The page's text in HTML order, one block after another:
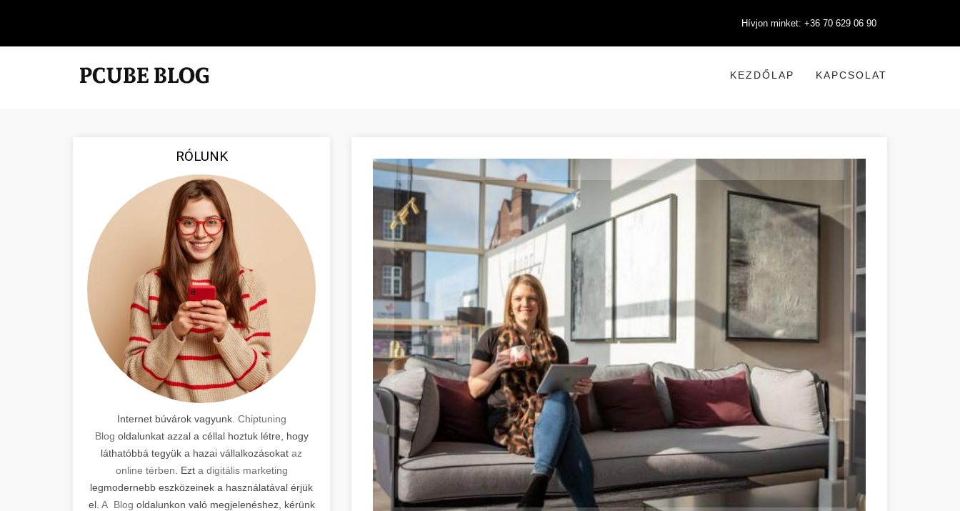
Hívjon minket: +36 70 629 06 90
KEZDŐLAP KAPCSOLAT
RÓLUNK
Internet búvárok vagyunk. Chiptuning
Blog oldalunkat azzal a céllal hoztuk létre, hogy
láthatóbbá tegyük a hazai vállalkozásokat az
online térben . Ezt a digitális marketing
legmodernebb eszközeinek a használatával érjük
el. A Blog oldalunkon való megjelenéshez, kérünk